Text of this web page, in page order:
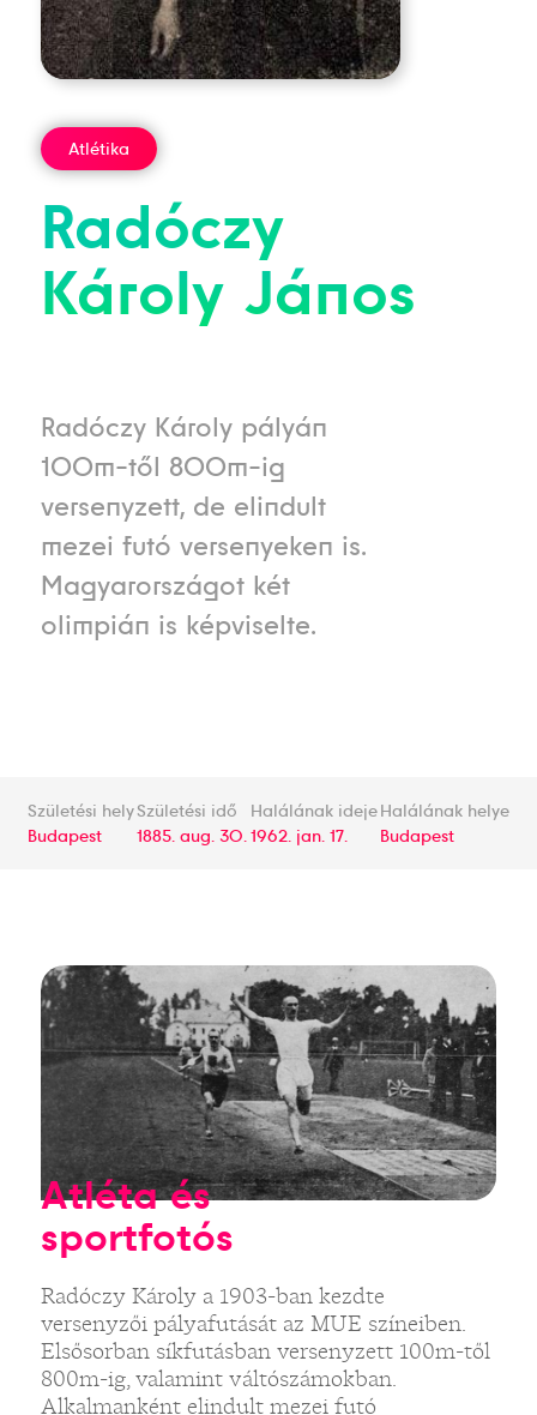
Atlétika
Radóczy
Károly János
Radóczy Károly pályán
100m-től 800m-ig
versenyzett, de elindult
mezei futó versenyeken is.
Magyarországot két
olimpián is képviselte.
Születési hely
Budapest
Születési idő
1885. aug. 30.
Halálának ideje
1962. jan. 17.
Halálának helye
Budapest
Atléta és
sportfotós
Radóczy Károly a 1903-ban kezdte
versenyzői pályafutását az MUE színeiben.
Elsősorban síkfutásban versenyzett 100m-től
800m-ig, valamint váltószámokban.
Alkalmanként elindult mezei futó